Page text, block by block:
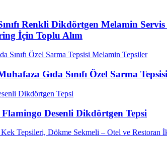
Renkli Dikdörtgen Melamin
İçin Toplu Alım
Gıda Sınıfı Özel Sarma
Desenli Dikdörtgen Tepsi